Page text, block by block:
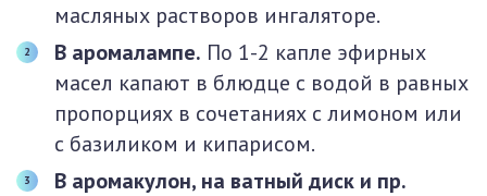
масляных растворов ингаляторе.
В аромалампе. По 1-2 капле эфирных
масел капают в блюдце с водой в равных
пропорциях в сочетаниях с лимоном или
с базиликом и кипарисом.
В аромакулон, на ватный диск и пр.